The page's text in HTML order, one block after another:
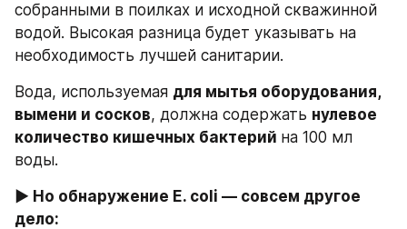
собранными в поилках и исходной скважинной
водой. Высокая разница будет указывать на
необходимость лучшей санитарии.
Вода, используемая для мытья оборудования,
вымени и сосков, должна содержать нулевое
количество кишечных бактерий на 100 мл
воды.
▶ Но обнаружение E. coli — совсем другое
дело: